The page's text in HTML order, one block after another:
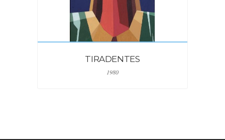
TIRADENTES
1980